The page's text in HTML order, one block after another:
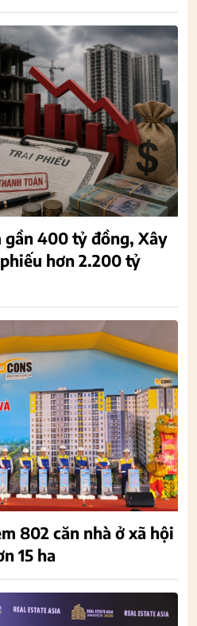
gần 400 tỷ đồng, Xây
hơn 2.200 tỷ
802 căn nhà ở xã hội
15 ha